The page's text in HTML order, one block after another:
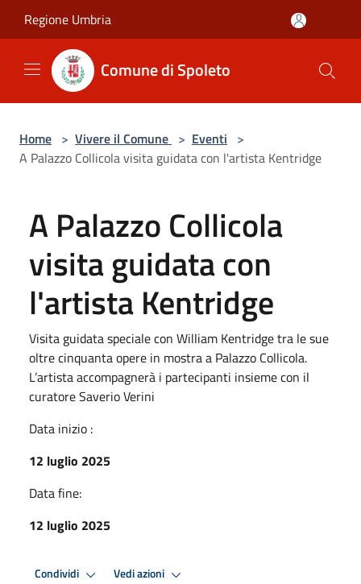
Regione Umbria
Comune di Spoleto
Home > Vivere il Comune > Eventi >
A Palazzo Collicola visita guidata con l'artista Kentridge
A Palazzo Collicola
visita guidata con
l'artista Kentridge
Visita guidata speciale con William Kentridge tra le sue
oltre cinquanta opere in mostra a Palazzo Collicola.
L’artista accompagnerà i partecipanti insieme con il
curatore Saverio Verini
Data inizio :
12 luglio 2025
Data fine:
12 luglio 2025
Condividi Vedi azioni